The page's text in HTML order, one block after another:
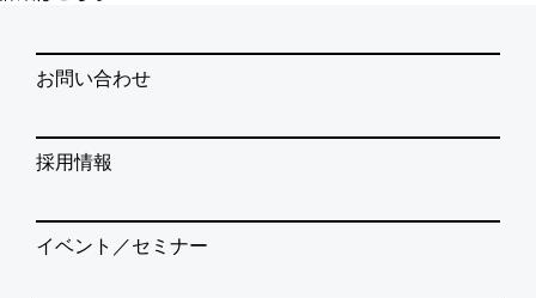
お問い合わせ
採用情報
イベント／セミナー